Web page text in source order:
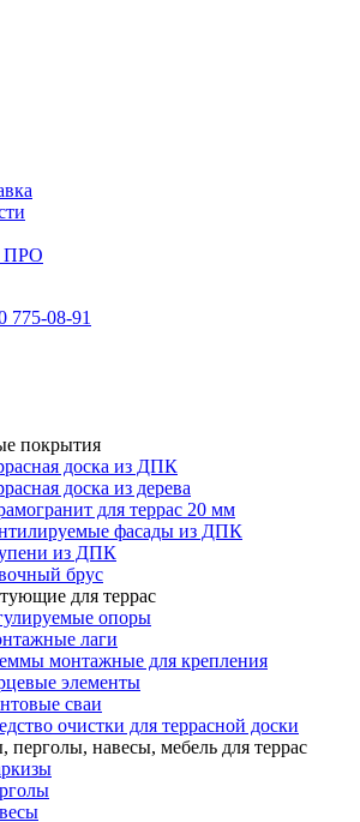
ПРО
775-08-91
покрытия
доска из ДПК
доска из дерева
для террас 20 мм
фасады из ДПК
из ДПК
брус
для террас
опоры
лаги
монтажные для крепления
элементы
сваи
очистки для террасной доски
перголы, навесы, мебель для террас